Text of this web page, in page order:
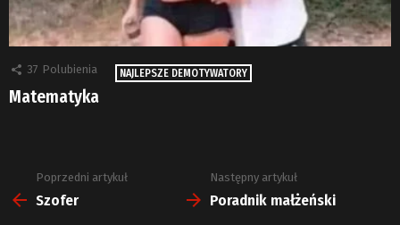
37 Polubienia NAJLEPSZE DEMOTYWATORY
Matematyka
Zobacz
więcej
Poprzedni artykuł
Szofer
Następny artykuł
Poradnik małżeński